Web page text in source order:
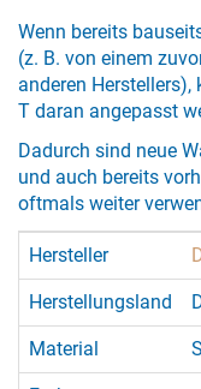
Wenn bereits
(z. B. von einem
anderen Herstellers),
T daran angepasst
Dadurch sind neue
und auch bereits
oftmals weiter
Hersteller
Herstellungsland
Material